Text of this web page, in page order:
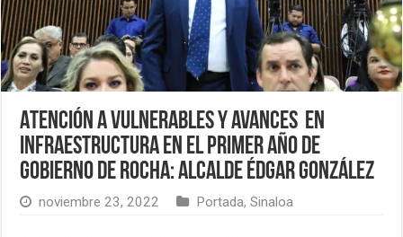
Atención a vulnerables y avances en
infraestructura en el primer año de
gobierno de Rocha: Alcalde Édgar González
noviembre 23, 2022 Portada,Sinaloa